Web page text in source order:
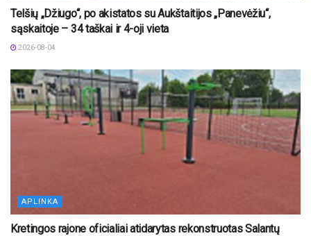
Telšių „Džiugo“, po akistatos su Aukštaitijos „Panevėžiu“,
sąskaitoje – 34 taškai ir 4-oji vieta
2026-08-04
APLINKA
Kretingos rajone oficialiai atidarytas rekonstruotas Salantų